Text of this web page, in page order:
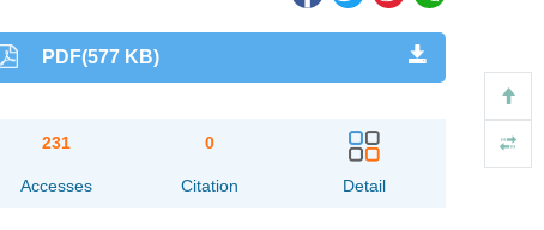
PDF(577 KB)
231
Accesses
0
Citation Detail